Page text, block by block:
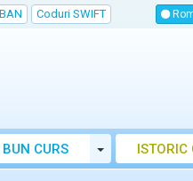
Coduri SWIFT
CURS
MOLDOVA
ToggleISTORIC